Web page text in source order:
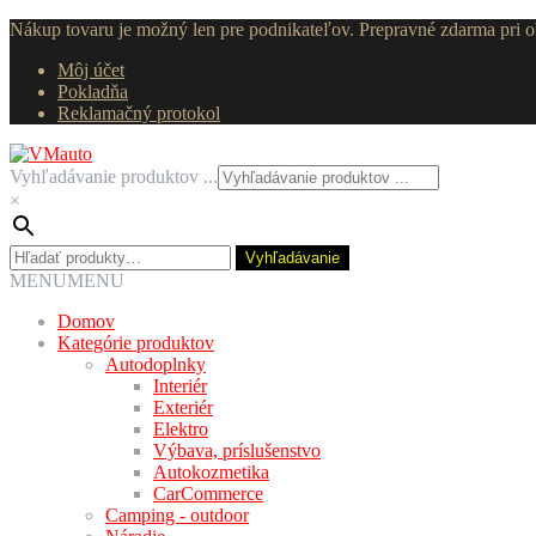
Nákup tovaru je možný len pre podnikateľov. Prepravné zdarma pri
Môj účet
Pokladňa
Reklamačný protokol
Preskočiť
na
navigáciu
Preskočiť
na
obsah
Vyhľadávanie produktov ...
×
Hľadať: Vyhľadávanie
MENUMENU
Domov
Kategórie produktov
Autodoplnky
Interiér
Exteriér
Elektro
Výbava, príslušenstvo
Autokozmetika
CarCommerce
Camping - outdoor